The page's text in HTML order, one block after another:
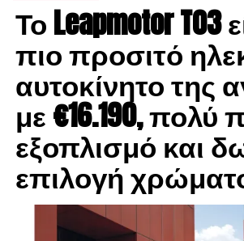
Το Leapmotor T03
πιο προσιτό
αυτοκίνητο της
με €16.190, πολύ
εξοπλισμό και
επιλογή